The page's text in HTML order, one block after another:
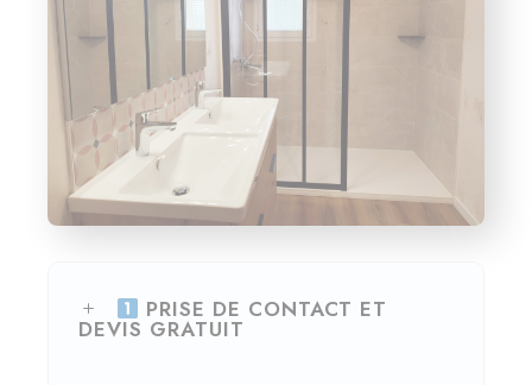
PRISE DE CONTACT ET
DEVIS GRATUIT